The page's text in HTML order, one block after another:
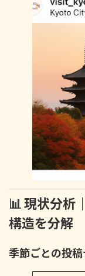
📊 現状分析
構造を分解
季節ごとの投